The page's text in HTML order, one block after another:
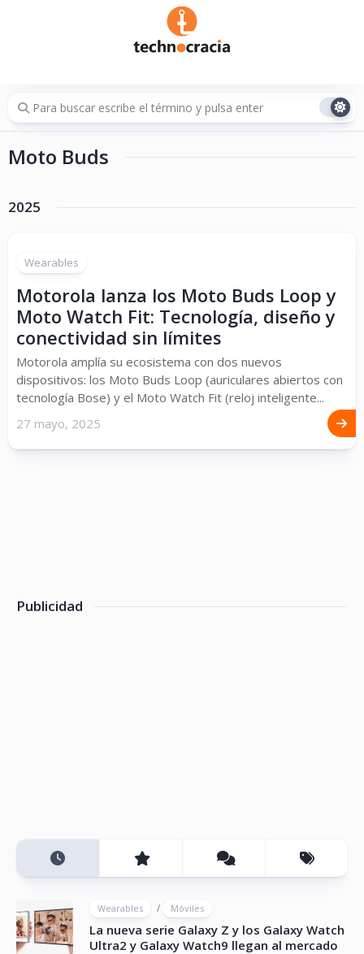
Moto Buds
2025
Wearables
Motorola lanza los Moto Buds Loop y
Moto Watch Fit: Tecnología, diseño y
conectividad sin límites
Motorola amplía su ecosistema con dos nuevos
dispositivos: los Moto Buds Loop (auriculares abiertos con
tecnología Bose) y el Moto Watch Fit (reloj inteligente...
27 mayo, 2025
Publicidad
Wearables / Móviles
La nueva serie Galaxy Z y los Galaxy Watch
Ultra2 y Galaxy Watch9 llegan al mercado